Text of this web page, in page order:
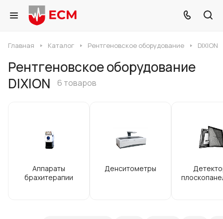
Главная Каталог Рентгеновское оборудование DIXION
Рентгеновское оборудование
DIXION
6 товаров
Аппараты
брахитерапии
Денситометры